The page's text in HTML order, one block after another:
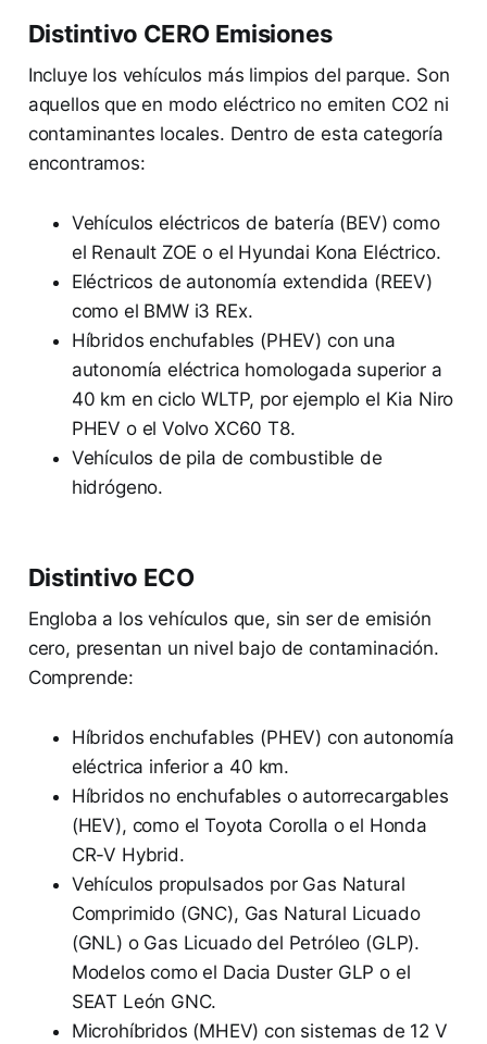
Distintivo CERO Emisiones
Incluye los vehículos más limpios del parque. Son
aquellos que en modo eléctrico no emiten CO2 ni
contaminantes locales. Dentro de esta categoría
encontramos:
Vehículos eléctricos de batería (BEV) como
el Renault ZOE o el Hyundai Kona Eléctrico.
Eléctricos de autonomía extendida (REEV)
como el BMW i3 REx.
Híbridos enchufables (PHEV) con una
autonomía eléctrica homologada superior a
40 km en ciclo WLTP, por ejemplo el Kia Niro
PHEV o el Volvo XC60 T8.
Vehículos de pila de combustible de
hidrógeno.
Distintivo ECO
Engloba a los vehículos que, sin ser de emisión
cero, presentan un nivel bajo de contaminación.
Comprende:
Híbridos enchufables (PHEV) con autonomía
eléctrica inferior a 40 km.
Híbridos no enchufables o autorrecargables
(HEV), como el Toyota Corolla o el Honda
CR-V Hybrid.
Vehículos propulsados por Gas Natural
Comprimido (GNC), Gas Natural Licuado
(GNL) o Gas Licuado del Petróleo (GLP).
Modelos como el Dacia Duster GLP o el
SEAT León GNC.
Microhíbridos (MHEV) con sistemas de 12 V